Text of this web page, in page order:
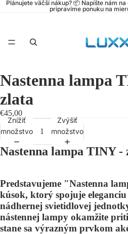
Plánujete väčší nákup? 📦 Napíšte nám
pripravíme ponuku na
Nastenna lampa
zlata
€45,00
Znížiť
množstvo
Zvýšiť
množstvo
Nastenna lampa TINY -
Predstavujeme "Nastenna
kúsok, ktorý spojuje
nádhernej svietidlovej
nástennej lampy okamžite
stane sa výrazným prvkom